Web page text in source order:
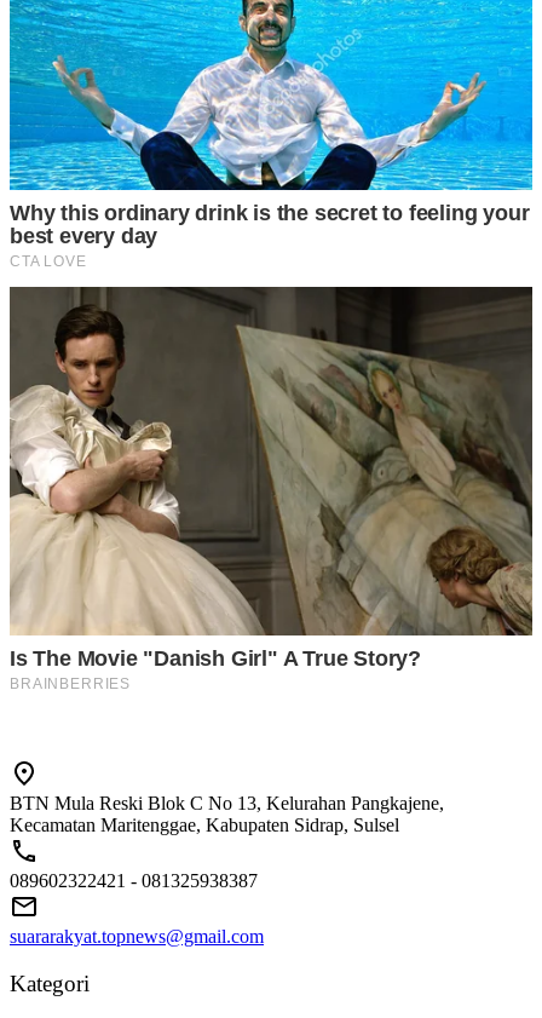
BTN Mula Reski Blok C No 13, Kelurahan Pangkajene,
Kecamatan Maritenggae, Kabupaten Sidrap, Sulsel
089602322421 - 081325938387
suararakyat.topnews@gmail.com
Kategori